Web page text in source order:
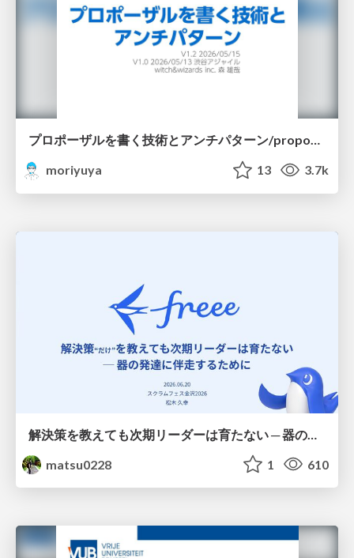
プロポーザルを書く技術とアンチパターン/proposal-writing-and-antipatterns
moriyuya
13 3.7k
matsu0228
1 610